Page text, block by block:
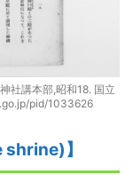
社講本部,昭和18. 国立
pid/1033626
】